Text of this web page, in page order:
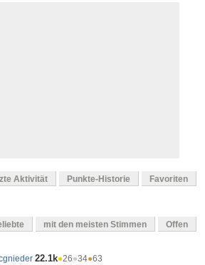
Aktivität Punkte-Historie Favoriten
mit den meisten Stimmen Offen
22.1k●26●34●63